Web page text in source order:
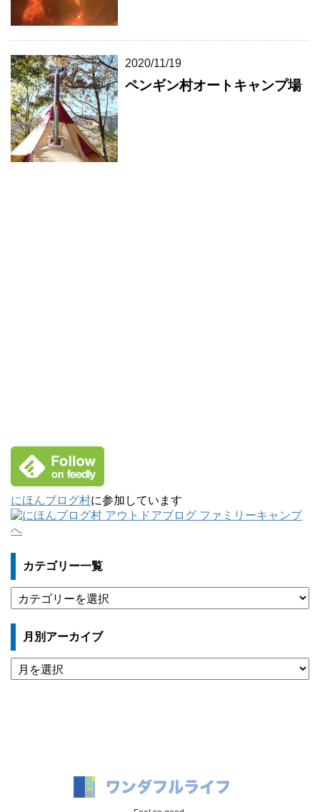
2020/11/19
ペンギン村オートキャンプ場
にほんブログ村に参加しています
カテゴリー一覧
テ
ゴ
ー
一
覧
月別アーカイブ
月
別